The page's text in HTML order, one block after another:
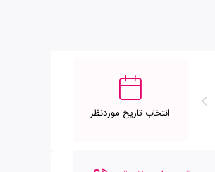
انتخاب تاریخ موردنظر